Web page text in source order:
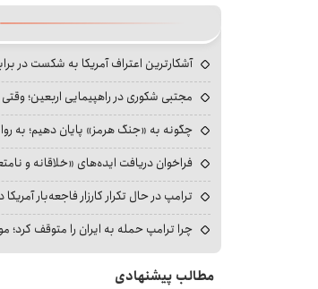
آشکارترین اعتراف آمریکا به شکست در
مجتبی شکوری در راهپیمایی اربعین؛
چگونه به «جنگ هرمز» پایان دهیم؛ به
فراخوان دریافت ایده‌های «خلاقانه و
ترامپ در حال تکرار کارزار فاجعه‌بار
چرا ترامپ حمله به ایران را متوقف
مطالب پیشنهادی